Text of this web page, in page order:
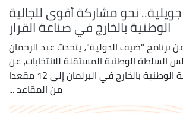
تشريعيات الـ2 جويلية.. نحو مشاركة أقوى للجالية
الوطنية بالخارج في صناعة القرار
برنامج "ضيف الدولية"، يتحدث عبد الرحمان
الوطنية المستقلة للانتخابات، عن
توسيع تمثيل الجالية الوطنية بالخارج في البرلمان إلى 12 مقعدا
من المقاعد ...